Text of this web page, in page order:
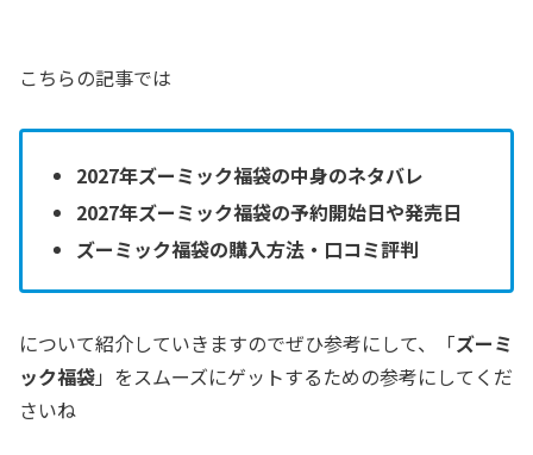
こちらの記事では
2027年ズーミック福袋の中身のネタバレ
2027年ズーミック福袋の予約開始日や発売日
ズーミック福袋の購入方法・口コミ評判
について紹介していきますのでぜひ参考にして、「ズーミ
ック福袋」をスムーズにゲットするための参考にしてくだ
さいね